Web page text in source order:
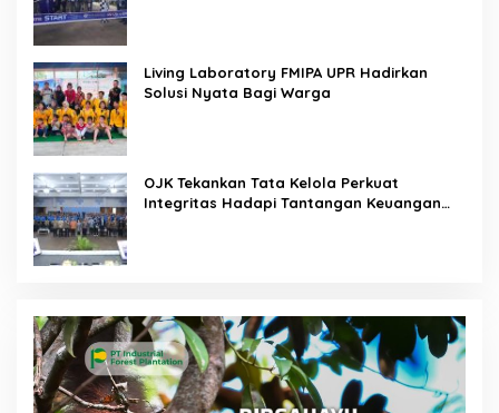
Living Laboratory FMIPA UPR Hadirkan
Solusi Nyata Bagi Warga
OJK Tekankan Tata Kelola Perkuat
Integritas Hadapi Tantangan Keuangan